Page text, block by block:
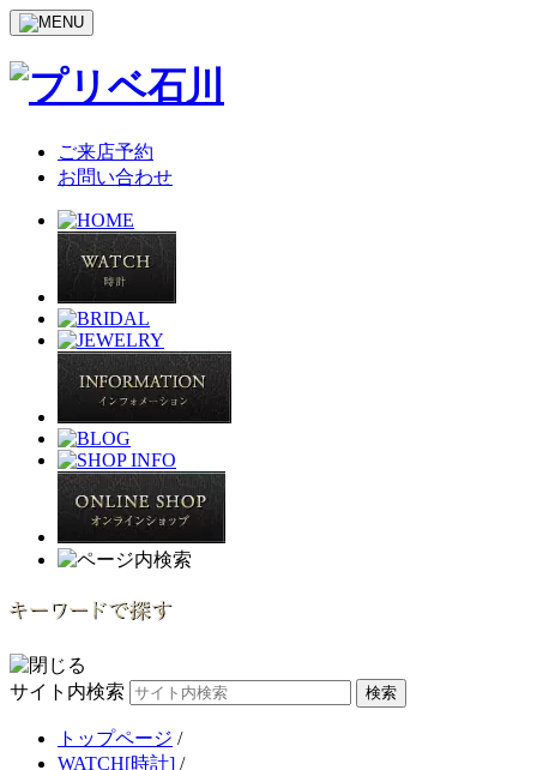
ご来店予約
お問い合わせ
サイト内検索
トップページ /
WATCH[時計] /